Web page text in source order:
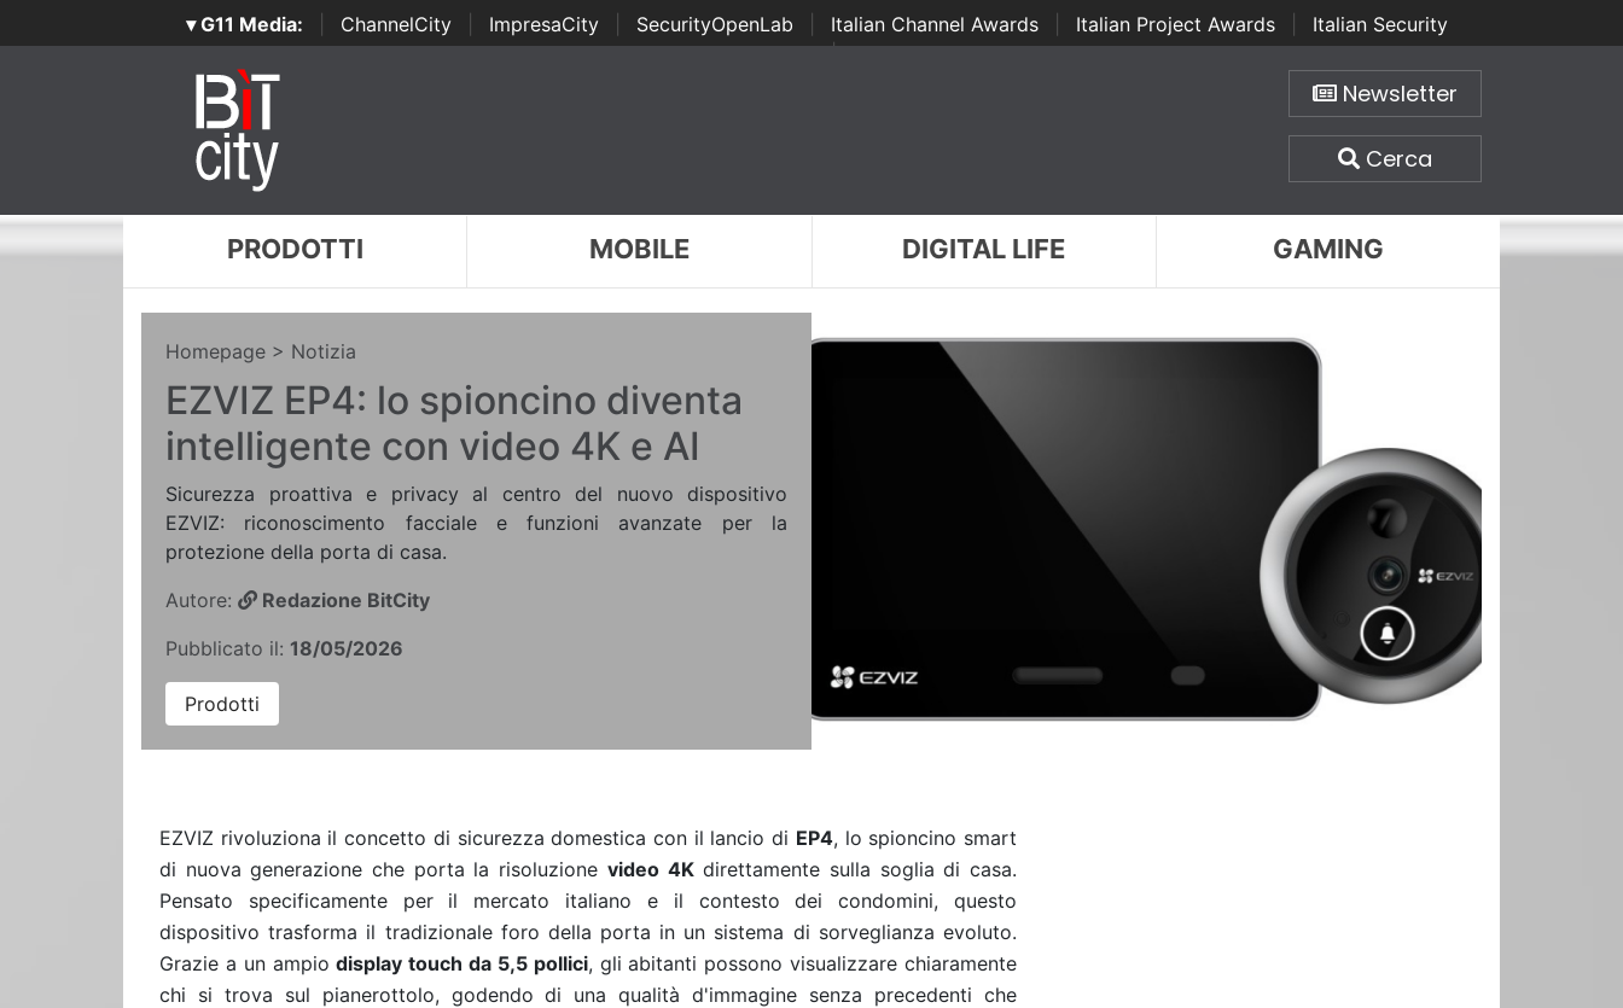
▾ G11 Media: ChannelCity ImpresaCity SecurityOpenLab Italian Channel Awards Italian Project Awards
Italian Security
Awards | ...
Newsletter
Cerca
PRODOTTI MOBILE DIGITAL LIFE GAMING
Homepage > Notizia
EZVIZ EP4: lo spioncino diventa
intelligente con video 4K e AI
Sicurezza proattiva e privacy al centro del nuovo dispositivo
EZVIZ: riconoscimento facciale e funzioni avanzate per la
protezione della porta di casa.
Autore:
Redazione BitCity
Pubblicato il: 18/05/2026
Prodotti
EZVIZ rivoluziona il concetto di sicurezza domestica con il lancio di EP4, lo spioncino smart
di nuova generazione che porta la risoluzione video 4Kdirettamente sulla soglia di casa.
Pensato specificamente per il mercato italiano e il contesto dei condomini, questo
dispositivo trasforma il tradizionale foro della porta in un sistema di sorveglianza evoluto.
Grazie a un ampiodisplay touch da 5,5 pollici, gli abitanti possono visualizzare chiaramente
chi si trova sul pianerottolo, godendo di una qualità d'immagine senza precedenti che